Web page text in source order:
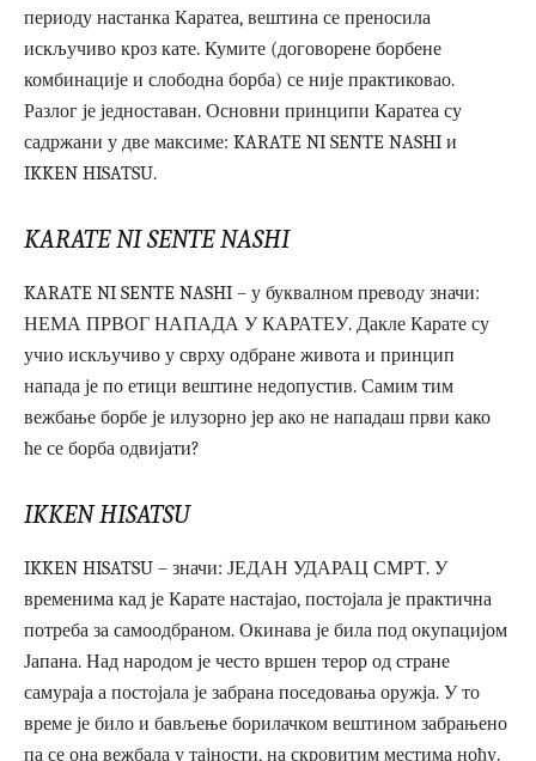
периоду настанка Каратеа, вештина се преносила
искључиво кроз кате. Кумите (договорене борбене
комбинације и слободна борба) се није практиковао.
Разлог је једноставан. Основни принципи Каратеа су
садржани у две максиме: KARATE NI SENTE NASHI и
IKKEN HISATSU.
KARATE NI SENTE NASHI
KARATE NI SENTE NASHI – у буквалном преводу значи:
НЕМА ПРВОГ НАПАДА У КАРАТЕУ. Дакле Карате су
учио искључиво у сврху одбране живота и принцип
напада је по етици вештине недопустив. Самим тим
вежбање борбе је илузорно јер ако не нападаш први како
ће се борба одвијати?
IKKEN HISATSU
IKKEN HISATSU – значи: ЈЕДАН УДАРАЦ СМРТ. У
временима кад је Карате настајао, постојала је практична
потреба за самоодбраном. Окинава је била под окупацијом
Јапана. Над народом је често вршен терор од стране
самураја а постојала је забрана поседовања оружја. У то
време је било и бављење борилачком вештином забрањено
па се она вежбала у тајности, на скровитим местима ноћу.